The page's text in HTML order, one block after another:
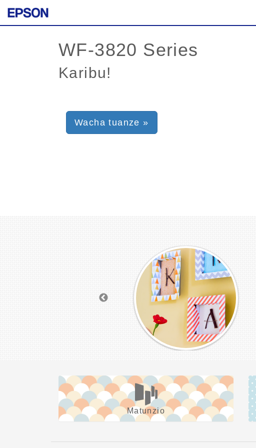
Karibu!
Wacha tuanze »
Matunzio